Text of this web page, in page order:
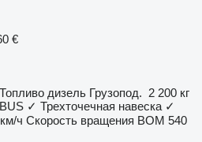
€
Топливо дизель Грузопод. 2 200 кг
✓ Трехточечная навеска ✓
ч Скорость вращения ВОМ 540